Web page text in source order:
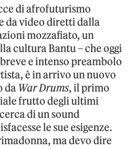
di afrofuturismo
da video diretti dalla
mozzafiato, un
cultura Bantu – che oggi
e intenso preambolo
è in arrivo un nuovo
da War Drums, il primo
frutto degli ultimi
di un sound
le sue esigenze.
ma devo dire